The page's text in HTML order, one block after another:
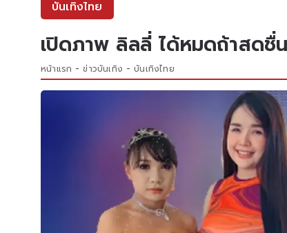
บันเทิงไทย
เปิดภาพ ลิลลี่ ได้หมดถ้าสดชื่
หน้าแรก ข่าวบันเทิง บันเทิงไทย